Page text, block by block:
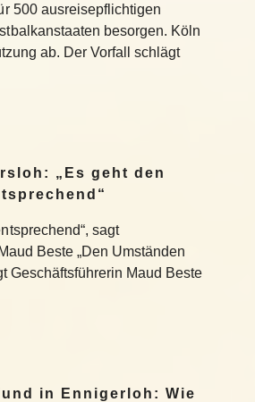
500 ausreisepflichtigen
besorgen. Köln
ab. Der Vorfall schlägt
„Es geht den
sagt
Beste „Den Umständen
Geschäftsführerin Maud Beste
in Ennigerloh: Wie